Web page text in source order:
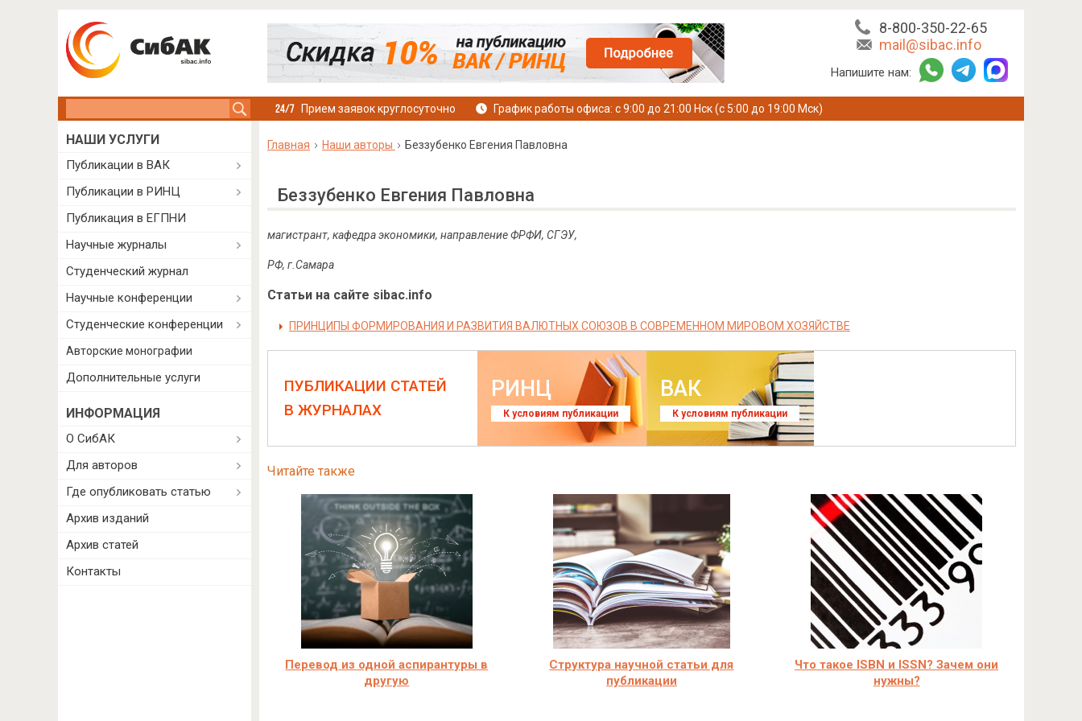
8-800-350-22-65
mail@sibac.info
Напишите нам:
Прием заявок круглосуточно График работы офиса: с 9:00 до 21:00 Нск (с 5:00 до 19:00 Мск)
Главная Наши авторы Беззубенко Евгения Павловна
Беззубенко Евгения Павловна
магистрант, кафедра экономики, направление ФРФИ, СГЭУ,
РФ, г.Самара
Статьи на сайте sibac.info
ПРИНЦИПЫ ФОРМИРОВАНИЯ И РАЗВИТИЯ ВАЛЮТНЫХ СОЮЗОВ В СОВРЕМЕННОМ МИРОВОМ ХОЗЯЙСТВЕ
ПУБЛИКАЦИИ СТАТЕЙ
В ЖУРНАЛАХ
РИНЦ
К условиям публикации
ВАК
К условиям публикации
Читайте также
Перевод из одной аспирантуры в
другую
Структура научной статьи для
публикации
Что такое ISBN и ISSN? Зачем они
нужны?
НАШИ УСЛУГИ
Публикации в ВАК
Публикации в РИНЦ
Публикация в ЕГПНИ
Научные журналы
Студенческий журнал
Научные конференции
Студенческие конференции
Авторские монографии
Дополнительные услуги
ИНФОРМАЦИЯ
О СибАК
Для авторов
Где опубликовать статью
Архив изданий
Архив статей
Контакты